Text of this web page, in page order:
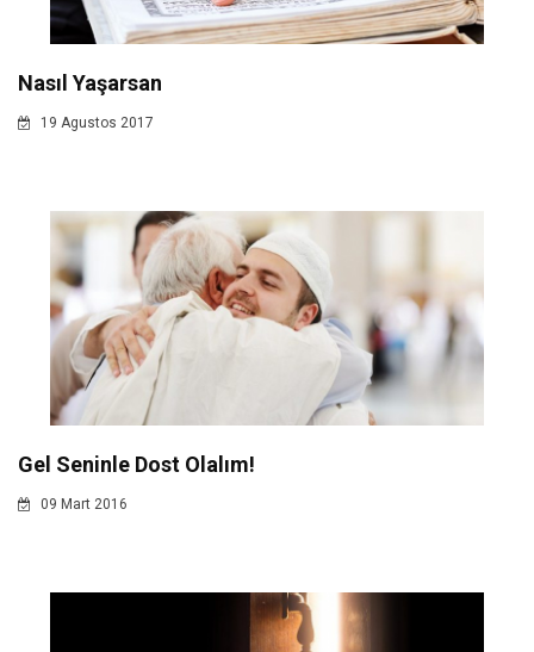
Nasıl Yaşarsan
19 Agustos 2017
Gel Seninle Dost Olalım!
09 Mart 2016